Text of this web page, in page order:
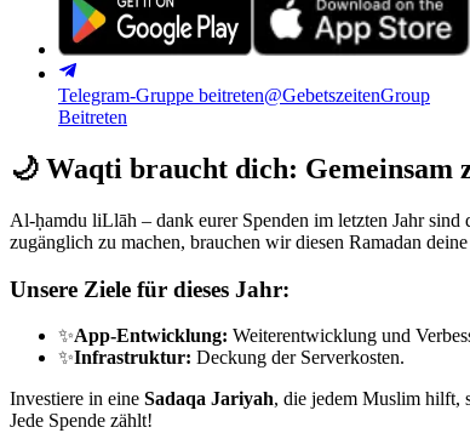
Telegram-Gruppe beitreten@GebetszeitenGroup
Beitreten
🌙 Waqti braucht dich: Gemeinsam
Al-ḥamdu liLlāh – dank eurer Spenden im letzten Jahr sind
zugänglich zu machen, brauchen wir diesen Ramadan
Unsere Ziele für dieses Jahr:
✨App-Entwicklung: Weiterentwicklung und
✨Infrastruktur: Deckung der Serverkosten.
Investiere in eine Sadaqa Jariyah, die jedem Muslim hilft,
Jede Spende zählt!